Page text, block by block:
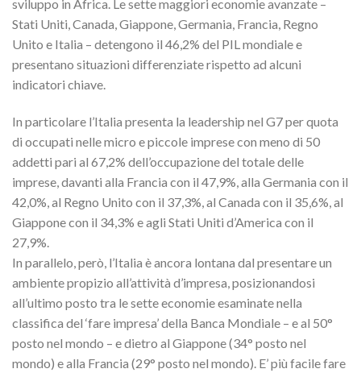
sviluppo in Africa. Le sette maggiori economie avanzate –
Stati Uniti, Canada, Giappone, Germania, Francia, Regno
Unito e Italia – detengono il 46,2% del PIL mondiale e
presentano situazioni differenziate rispetto ad alcuni
indicatori chiave.
In particolare l’Italia presenta la leadership nel G7 per quota
di occupati nelle micro e piccole imprese con meno di 50
addetti pari al 67,2% dell’occupazione del totale delle
imprese, davanti alla Francia con il 47,9%, alla Germania con il
42,0%, al Regno Unito con il 37,3%, al Canada con il 35,6%, al
Giappone con il 34,3% e agli Stati Uniti d’America con il
27,9%.
In parallelo, però, l’Italia è ancora lontana dal presentare un
ambiente propizio all’attività d’impresa, posizionandosi
all’ultimo posto tra le sette economie esaminate nella
classifica del ‘fare impresa’ della Banca Mondiale – e al 50°
posto nel mondo – e dietro al Giappone (34° posto nel
mondo) e alla Francia (29° posto nel mondo). E’ più facile fare